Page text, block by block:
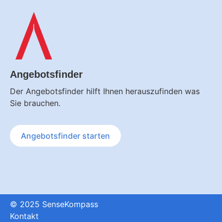
Angebotsfinder
Der Angebotsfinder hilft Ihnen herauszufinden was
Sie brauchen.
Angebotsfinder starten
© 2025 SenseKompass
Kontakt